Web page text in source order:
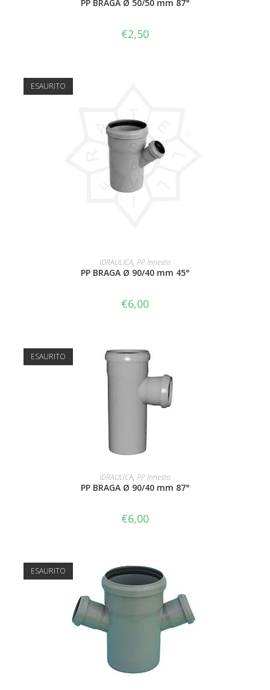
PP BRAGA Ø 50/50 mm 87°
€2,50
ESAURITO
LEGGI TUTTO
IDRAULICA, PP Innesto
PP BRAGA Ø 90/40 mm 45°
€6,00
ESAURITO
LEGGI TUTTO
IDRAULICA, PP Innesto
PP BRAGA Ø 90/40 mm 87°
€6,00
ESAURITO